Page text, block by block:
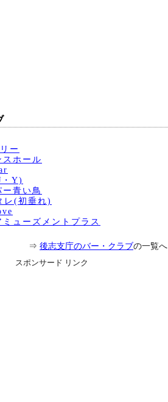
ー
スホール
・Y)
青い鳥
レ(初垂れ)
ューズメントプラス
⇒ 後志支庁のバー・クラブの一覧へ
スポンサード リンク